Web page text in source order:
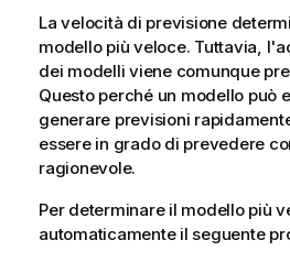
La velocità di previsione
modello più veloce. Tuttavia,
dei modelli viene comunque
Questo perché un modello può
generare previsioni
essere in grado di prevedere
ragionevole.
Per determinare il modello più
automaticamente il seguente